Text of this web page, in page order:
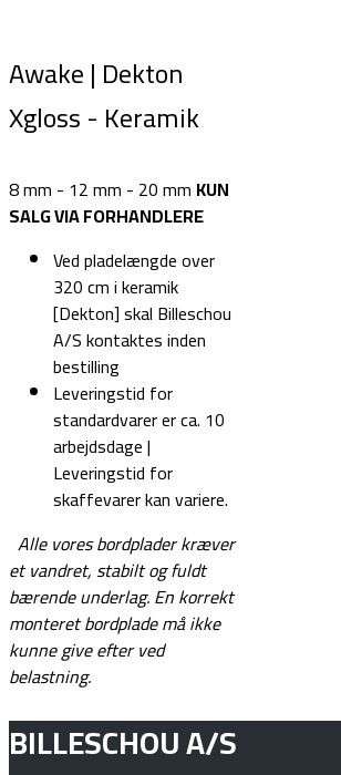
Awake | Dekton
Xgloss - Keramik
8 mm - 12 mm - 20 mm KUN
SALG VIA FORHANDLERE
Ved pladelængde over
320 cm i keramik
[Dekton] skal Billeschou
A/S kontaktes inden
bestilling
Leveringstid for
standardvarer er ca. 10
arbejdsdage |
Leveringstid for
skaffevarer kan variere.
Alle vores bordplader kræver
et vandret, stabilt og fuldt
bærende underlag.En korrekt
monteret bordplade må ikke
kunne give efter ved
belastning.
BILLESCHOU A/S